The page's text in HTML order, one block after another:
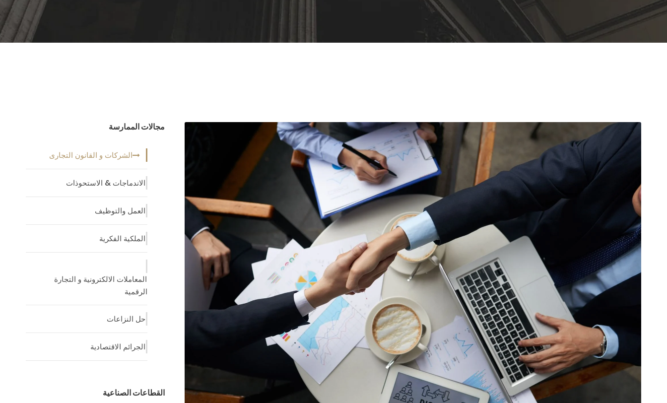
مجالات الممارسة
الشركات و القانون التجارى
الاندماجات & الاستحوذات
العمل والتوظيف
الملكية الفكرية
المعاملات الالكترونية و التجارة
الرقمية
حل النزاعات
الجرائم الاقتصادية
القطاعات الصناعية